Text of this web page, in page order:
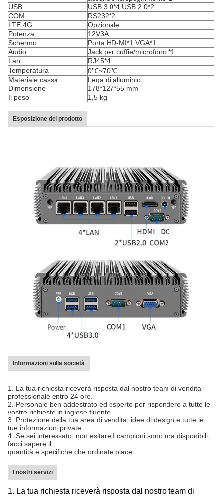
USB
USB 3.0*4.USB 2.0*2
COM
RS232*2
LTE 4G
Opzionale
Potenza
12V3A
Schermo
Porta HD-MI*1.VGA*1
Audio
Jack per cuffie/microfono *1
Lan
RJ45*4
Temperatura
0℃~70℃
Materiale cassa
Lega di alluminio
Dimensione
178*127*55 mm
Il peso
1,5 kg
Esposizione del prodotto
Informazioni sulla società
1. La tua richiesta riceverà risposta dal nostro team di vendita
professionale entro 24 ore.
2. Personale ben addestrato ed esperto per rispondere a tutte le
vostre richieste in inglese fluente.
3. Protezione della tua area di vendita, idee di design e tutte le
tue informazioni private.
4. Se sei interessato, non esitare;I campioni sono ora disponibili,
facci sapere il
quantità e specifiche che ordinate piace.
I nostri servizi
1. La tua richiesta riceverà risposta dal nostro team di